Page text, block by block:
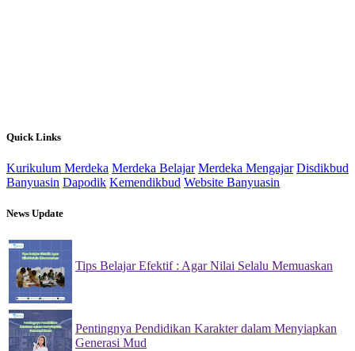
Quick Links
Kurikulum Merdeka Merdeka Belajar Merdeka Mengajar Disdikbud
Banyuasin Dapodik Kemendikbud Website Banyuasin
News Update
Tips Belajar Efektif : Agar Nilai Selalu Memuaskan
Pentingnya Pendidikan Karakter dalam Menyiapkan
Generasi Mud